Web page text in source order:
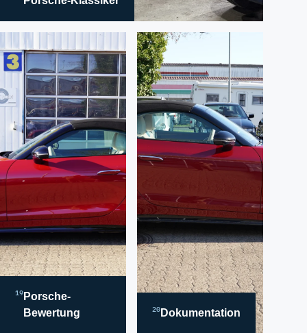
19 Porsche-
Bewertung
20 Dokumentation